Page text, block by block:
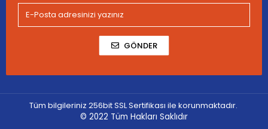
GÖNDER
Tüm bilgileriniz 256bit SSL Sertifikası ile korunmaktadır.
© 2022 Tüm Hakları Saklıdır